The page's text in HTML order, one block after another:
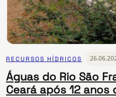
RECURSOS HÍDRICOS
Águas do Rio São
Ceará após 12 anos